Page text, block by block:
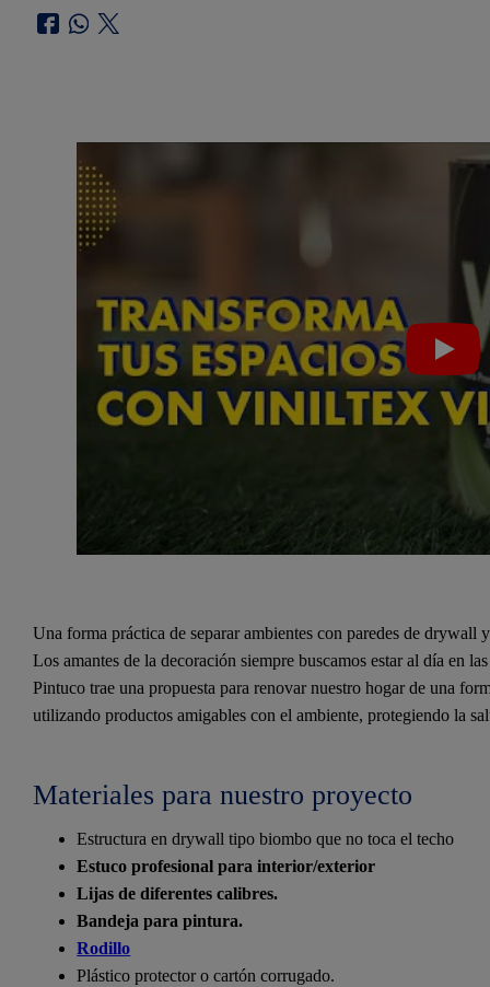
Una forma práctica de separar ambientes con paredes de
Los amantes de la decoración siempre buscamos estar al día en
Pintuco trae una propuesta para renovar nuestro hogar de una
utilizando productos amigables con el ambiente, protegiendo la
Materiales para nuestro proyecto
Estructura en drywall tipo biombo que no toca el techo
Estuco profesional para interior/exterior
Lijas de diferentes calibres.
Bandeja para pintura.
Rodillo
Plástico protector o cartón corrugado.